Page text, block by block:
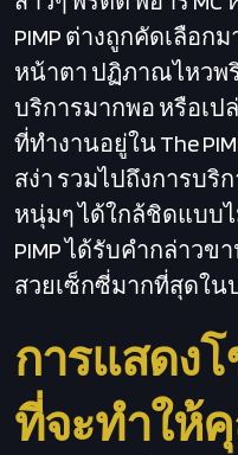
PIMP ต่างถูกคัดเลือก
หน้าตา ปฏิภาณไหวพ
บริการมากพอ หรือเป
ที่ทำงานอยู่ใน The
สง่า รวมไปถึงการบริ
หนุ่มๆ ได้ใกล้ชิดแบบ
PIMP ได้รับคำกล่าวข
สวยเซ็กซี่มากที่สุดใน
การแสดง
ที่จะทำให้